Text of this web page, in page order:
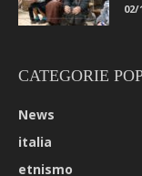
02/
CATEGORIE
News
italia
etnismo